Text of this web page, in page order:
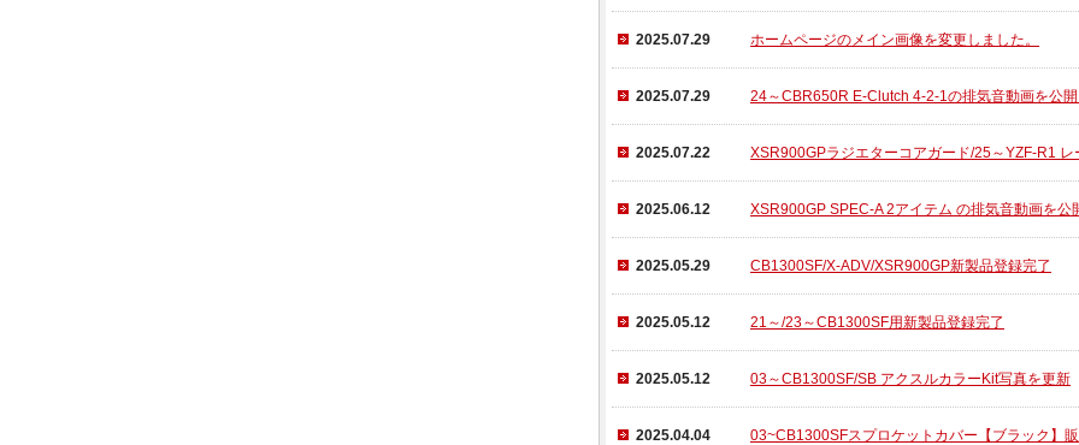
2025.07.29 ホームページのメイン画像を変更しました。
2025.07.29 24～CBR650R E-Clutch 4-2-1の排気音動画を公
2025.07.22 XSR900GPラジエターコアガード/25～YZF-R1
2025.06.12 XSR900GP SPEC-A 2アイテム の排気音動画を公
2025.05.29 CB1300SF/X-ADV/XSR900GP新製品登録完了
2025.05.12 21～/23～CB1300SF用新製品登録完了
2025.05.12 03～CB1300SF/SB アクスルカラーKit写真を更新
2025.04.04 03~CB1300SFスプロケットカバー【ブラック】